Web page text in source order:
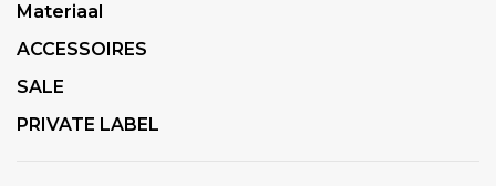
Materiaal
ACCESSOIRES
SALE
PRIVATE LABEL